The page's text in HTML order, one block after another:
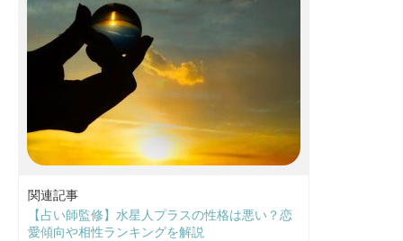
関連記事
【占い師監修】水星人プラスの性格は悪い？恋
愛傾向や相性ランキングを解説